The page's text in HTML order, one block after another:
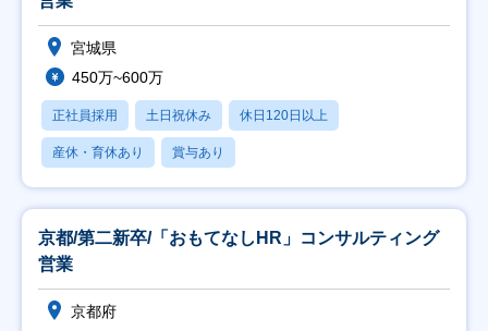
宮城県
450万~600万
正社員採用 土日祝休み 休日120日以上
産休・育休あり 賞与あり
京都/第二新卒/「おもてなしHR」コンサルティング
営業
京都府